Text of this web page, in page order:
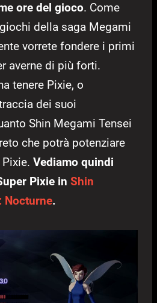
ore del gioco. Come
della saga Megami
vorrete fondere i primi
averne di più forti.
tenere Pixie, o
dei suoi
Shin Megami Tensei
che potrà potenziare
Vediamo quindi
Pixie in Shin
Nocturne.